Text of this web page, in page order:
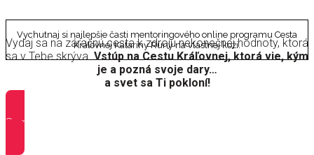
Vychutnaj si najlepšie časti mentoringového online programu Cesta
Kráľovnej Kataríny Runy na vlastnej koži.
Vydaj sa na záračnú cesta k zdroju nekonečnej hodnoty, ktorá
sa v Tebe skrýva.Vstúp na Cestu Kráľovnej, ktorá vie, kým
je a pozná svoje dary…
a svet sa Ti pokloní!
Som pripravená vydať sa na Púť Kráľovnej!